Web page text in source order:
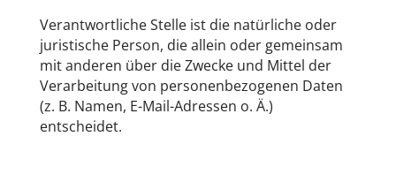
Verantwortliche Stelle ist die natürliche oder
juristische Person, die allein oder gemeinsam
mit anderen über die Zwecke und Mittel der
Verarbeitung von personenbezogenen Daten
(z. B. Namen, E-Mail-Adressen o. Ä.)
entscheidet.